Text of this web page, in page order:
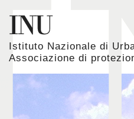
Istituto Nazionale di
Associazione di